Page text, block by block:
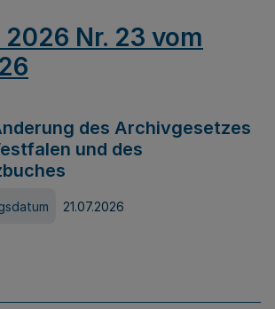
2026 Nr. 23 vom
des Archivgesetzes
und des
21.07.2026